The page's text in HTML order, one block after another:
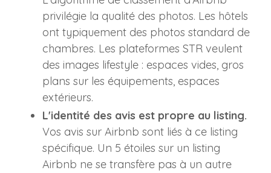
privilégie la qualité des photos. Les hôtels
ont typiquement des photos standard de
chambres. Les plateformes STR veulent
des images lifestyle : espaces vides, gros
plans sur les équipements, espaces
extérieurs.
L'identité des avis est propre au listing.
Vos avis sur Airbnb sont liés à ce listing
spécifique. Un 5 étoiles sur un listing
Airbnb ne se transfère pas à un autre